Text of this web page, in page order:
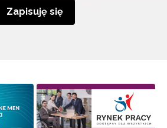
Zapisuję się